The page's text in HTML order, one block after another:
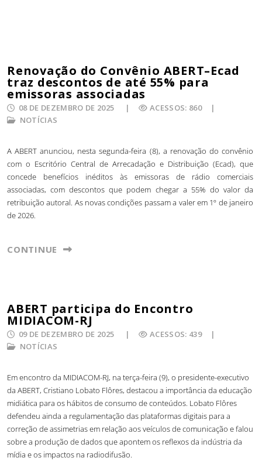
Renovação do Convênio ABERT–Ecad
traz descontos de até 55% para
emissoras associadas
NOTÍCIAS
08 DE DEZEMBRO DE 2025 ACESSOS: 860
A ABERT anunciou, nesta segunda-feira (8), a renovação do convênio
com o Escritório Central de Arrecadação e Distribuição (Ecad), que
concede benefícios inéditos às emissoras de rádio comerciais
associadas, com descontos que podem chegar a 55% do valor da
retribuição autoral. As novas condições passam a valer em 1º de janeiro
de 2026.
CONTINUE
ABERT participa do Encontro
MIDIACOM-RJ
NOTÍCIAS
09 DE DEZEMBRO DE 2025 ACESSOS: 439
Em encontro da MIDIACOM-RJ, na terça-feira (9), o presidente-executivo
da ABERT, Cristiano Lobato Flôres, destacou a importância da educação
midiática para os hábitos de consumo de conteúdos. Lobato Flôres
defendeu ainda a regulamentação das plataformas digitais para a
correção de assimetrias em relação aos veículos de comunicação e falou
sobre a produção de dados que apontem os reflexos da indústria da
mídia e os impactos na radiodifusão.